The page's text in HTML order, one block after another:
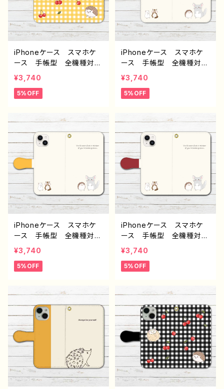
ター イラストレーター
絵師 タイトル：トイプード
ルとハリネズミ手帳型スマ
ホケース（グリーン） 作：H
iPhoneケース スマホケ
ース 手帳型 全機種対
応 おしゃれ ハリネズ
ミ 動物 イラスト シン
プル かわいい ゆるか
oid 人気 オリジナル
デザイン グッズ 個性
的 おすすめ クリエイタ
ー イラストレーター 絵
師 タイトル：さくらんぼと
ハリネズミ手帳型スマホケ
ース（イエロー） 作：Hana
mi F-5
¥3,740
5%OFF
iPhoneケース スマホケ
ース 手帳型 全機種対
応 おしゃれ 動物 イラ
スト ハリネズミ チンチ
ラ リス ハムスター シ
Galaxy Android 人
気 オリジナル デザイ
ン グッズ 個性的 おす
すめ クリエイター イラス
トレーター 絵師 タイト
ル：小動物いっぱい手帳型
スマホケース（グリーン）
作：Hanami F-5
¥3,740
5%OFF
iPhoneケース スマホケ
ース 手帳型 全機種対
応 おしゃれ 動物 イラ
スト ハリネズミ チンチ
ラ リス ハムスター シ
Galaxy Android 人
気 オリジナル デザイ
ン グッズ 個性的 おす
すめ クリエイター イラス
トレーター 絵師 タイト
ル：小動物いっぱい手帳型
スマホケース（イエロー）
作：Hanami F-5
¥3,740
5%OFF
iPhoneケース スマホケ
ース 手帳型 全機種対
応 おしゃれ 動物 イラ
スト ハリネズミ チンチ
ラ リス ハムスター シ
Galaxy Android 人
気 オリジナル デザイ
ン グッズ 個性的 おす
すめ クリエイター イラス
トレーター 絵師 タイト
ル：小動物いっぱい手帳型
スマホケース（レッド） 作：
Hanami F-5
¥3,740
5%OFF